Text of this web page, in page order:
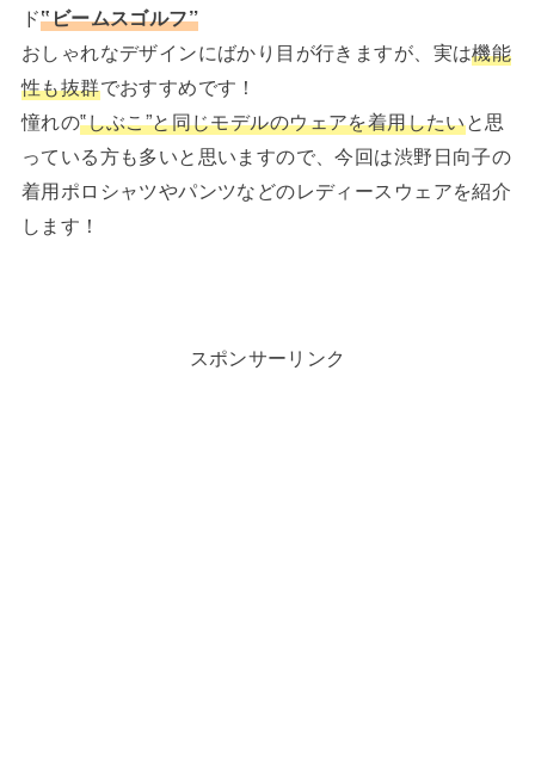
ド‟ビームスゴルフ”
おしゃれなデザインにばかり目が行きますが、実は機能
性も抜群でおすすめです！
憧れの‟しぶこ”と同じモデルのウェアを着用したいと思
っている方も多いと思いますので、今回は渋野日向子の
着用ポロシャツやパンツなどのレディースウェアを紹介
します！
スポンサーリンク